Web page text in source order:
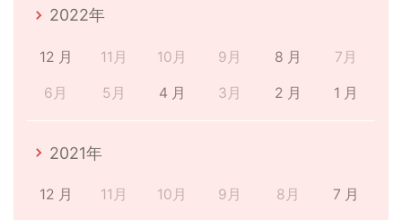
2022年
12 月 11月 10月 9月 8 月 7月
6月 5月 4 月 3月 2 月 1 月
2021年
12 月 11月 10月 9月 8月 7 月